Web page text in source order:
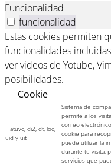
Funcionalidad
funcionalidad
Estas cookies permiten
funcionalidades
ver videos de Yotube,
posibilidades.
Cookie
__atuvc, di2, dt, loc,
uid y uit
Sistema de
permite a los
correo
cookie para
puede utilizar la
durante tu visita,
servicios que